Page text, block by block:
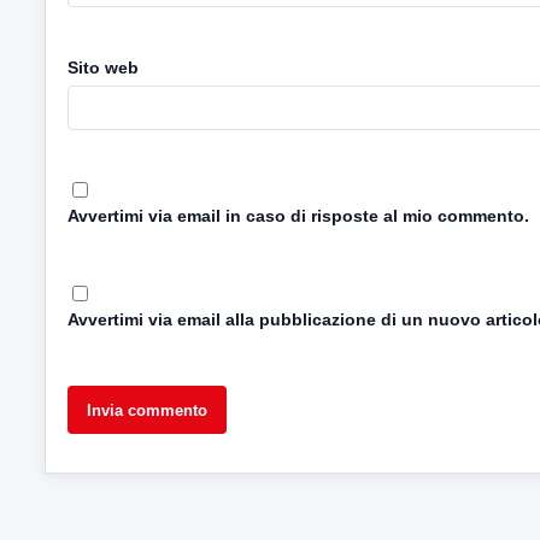
Sito web
Avvertimi via email in caso di risposte al mio commento.
Avvertimi via email alla pubblicazione di un nuovo